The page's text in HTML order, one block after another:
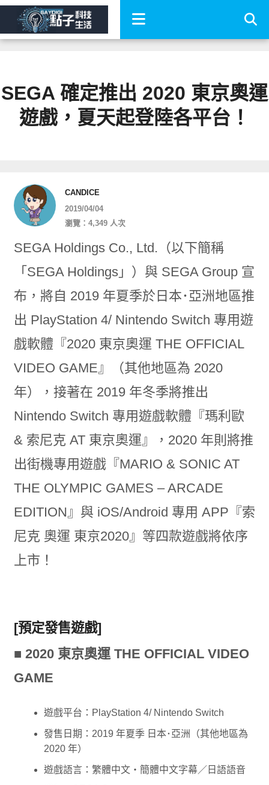
SEGA 確定推出 2020 東京奧運
遊戲，夏天起登陸各平台！
CANDICE
2019/04/04
瀏覽：4,349 人次
SEGA Holdings Co., Ltd.（以下簡稱
「SEGA Holdings」）與 SEGA Group 宣
布，將自 2019 年夏季於日本･亞洲地區推
出 PlayStation 4/ Nintendo Switch 專用遊
戲軟體『2020 東京奧運 THE OFFICIAL
VIDEO GAME』（其他地區為 2020
年），接著在 2019 年冬季將推出
Nintendo Switch 專用遊戲軟體『瑪利歐
& 索尼克 AT 東京奧運』，2020 年則將推
出街機專用遊戲『MARIO & SONIC AT
THE OLYMPIC GAMES – ARCADE
EDITION』與 iOS/Android 專用 APP『索
尼克 奧運 東京2020』等四款遊戲將依序
上市！
[預定發售遊戲]
■ 2020 東京奧運 THE OFFICIAL VIDEO
GAME
遊戲平台：PlayStation 4/ Nintendo Switch
發售日期：2019 年夏季 日本･亞洲（其他地區為
2020 年）
遊戲語言：繁體中文・簡體中文字幕／日語語音